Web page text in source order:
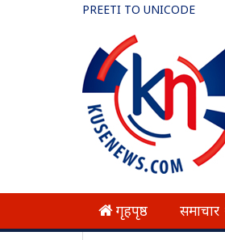
PREETI TO UNICODE
गृहपृष्ठ समाचार